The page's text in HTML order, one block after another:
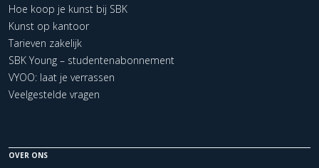
Hoe koop je kunst bij SBK
Kunst op kantoor
Tarieven zakelijk
SBK Young – studentenabonnement
VYOO: laat je verrassen
Veelgestelde vragen
OVER ONS